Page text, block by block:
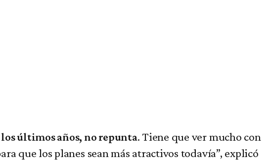
últimos años, no repunta. Tiene que ver mucho con
que los planes sean más atractivos todavía”, explicó